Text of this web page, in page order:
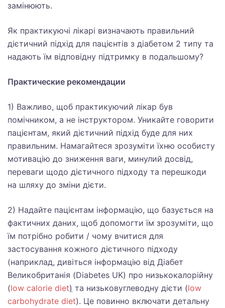
замінюють.
Як практикуючі лікарі визначають правильний
дієтичний підхід для пацієнтів з діабетом 2 типу та
надають їм відповідну підтримку в подальшому?
Практические рекомендации
1) Важливо, щоб практикуючий лікар був
помічником, а не інструктором. Уникайте говорити
пацієнтам, який дієтичний підхід буде для них
правильним. Намагайтеся зрозуміти їхню особисту
мотивацію до зниження ваги, минулий досвід,
переваги щодо дієтичного підходу та перешкоди
на шляху до зміни дієти.
2) Надайте пацієнтам інформацію, що базується на
фактичних даних, щоб допомогти їм зрозуміти, що
їм потрібно робити / чому вчитися для
застосування кожного дієтичного підходу
(наприклад, дивіться інформацію від Діабет
Великобританія (Diabetes UK) про низькокалорійну
(low calorie diet) та низьковуглеводну дієти (low
carbohydrate diet). Це повинно включати детальну